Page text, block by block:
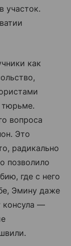
участок.
как
вопроса
Это
радикально
позволило
где с него
Эмину даже
консула —